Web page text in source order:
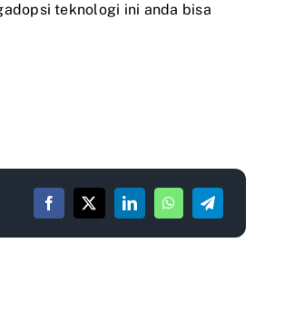
teknologi ini anda bisa